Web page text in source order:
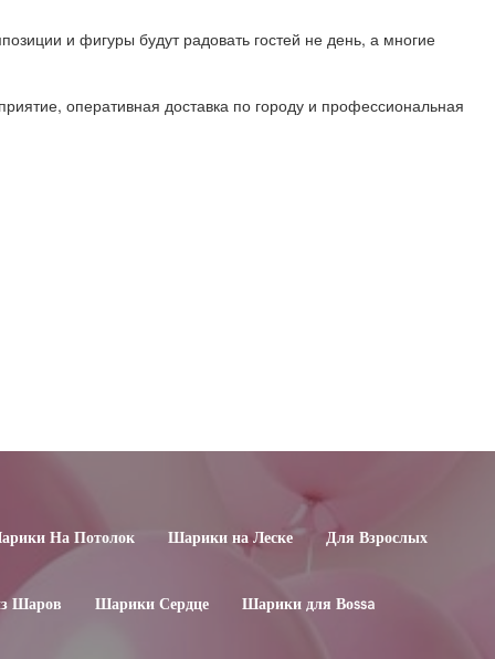
и фигуры будут радовать гостей не день, а многие
оперативная доставка по городу и профессиональная
На Потолок Шарики на Леске Для Взрослых
Шаров Шарики Сердце Шарики для Воssa